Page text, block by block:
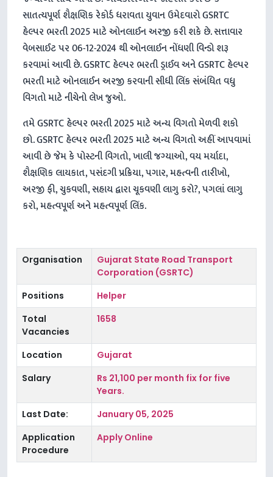
સાતત્યપૂર્ણ શૈક્ષણિક રેકોર્ડ ધરાવતા યુવાન ઉમેદવારો GSRTC
હેલ્પર ભરતી 2025 માટે ઓનલાઈન અરજી કરી શકે છે. સત્તાવાર
વેબસાઈટ પર 06-12-2024 થી ઓનલાઈન નોંધણી વિન્ડો શરૂ
કરવામાં આવી છે. GSRTC હેલ્પર ભરતી ડ્રાઈવ અને GSRTC હેલ્પર
ભરતી માટે ઓનલાઈન અરજી કરવાની સીધી લિંક સંબંધિત વધુ
વિગતો માટે નીચેનો લેખ જુઓ.
તમે GSRTC હેલ્પર ભરતી 2025 માટે અન્ય વિગતો મેળવી શકો
છો. GSRTC હેલ્પર ભરતી 2025 માટે અન્ય વિગતો અહીં આપવામાં
આવી છે જેમ કે પોસ્ટની વિગતો, ખાલી જગ્યાઓ, વય મર્યાદા,
શૈક્ષણિક લાયકાત, પસંદગી પ્રક્રિયા, પગાર, મહત્વની તારીખો,
અરજી ફી, ચુકવણી, સહાય દ્વારા ચૂકવણી લાગુ કરો?, પગલાં લાગુ
કરો, મહત્વપૂર્ણ અને મહત્વપૂર્ણ લિંક.
Organisation
Gujarat State Road Transport
Corporation (GSRTC)
Positions
Helper
Total
Vacancies
1658
Location
Gujarat
Salary
Rs 21,100 per month fix for five
Years.
Last Date:
January 05, 2025
Application
Procedure
Apply Online